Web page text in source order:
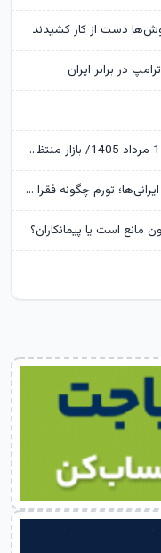
دست از کار کشیدند
در برابر ایران
پیش‌بینی قیمت طلا، دلار و سکه امروز 15 مرداد 1405/ بازار منتظر مذاکرات تنگه هرمز
گزارش تکان‌ دهنده بانک مرکزی از سفره ایرانی‌ها؛ تورم چگونه فقرا را فقیرتر کرد؟
است یا پیمانکاران؟